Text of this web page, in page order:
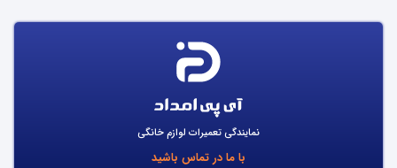
نمایندگی تعمیرات لوازم خانگی
با ما در تماس باشید